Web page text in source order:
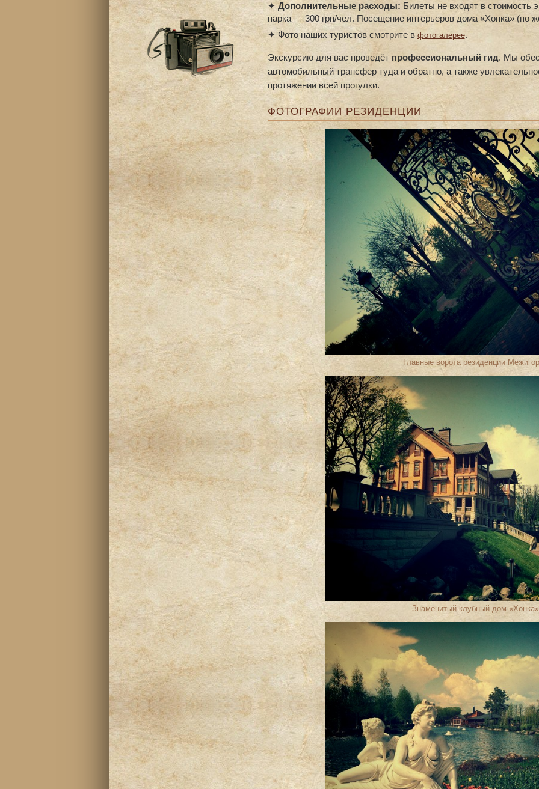
✦Дополнительные расходы: Билеты не входят в стоимость
парка — 300 грн/чел. Посещение интерьеров дома «Хонка» (по
✦ Фото наших туристов смотрите в фотогалерее.
Экскурсию для вас проведёт профессиональный гид. Мы
автомобильный трансфер туда и обратно, а также
протяжении всей прогулки.
ФОТОГРАФИИ РЕЗИДЕНЦИИ
Главные ворота резиденции
Знаменитый клубный дом «Хонка»